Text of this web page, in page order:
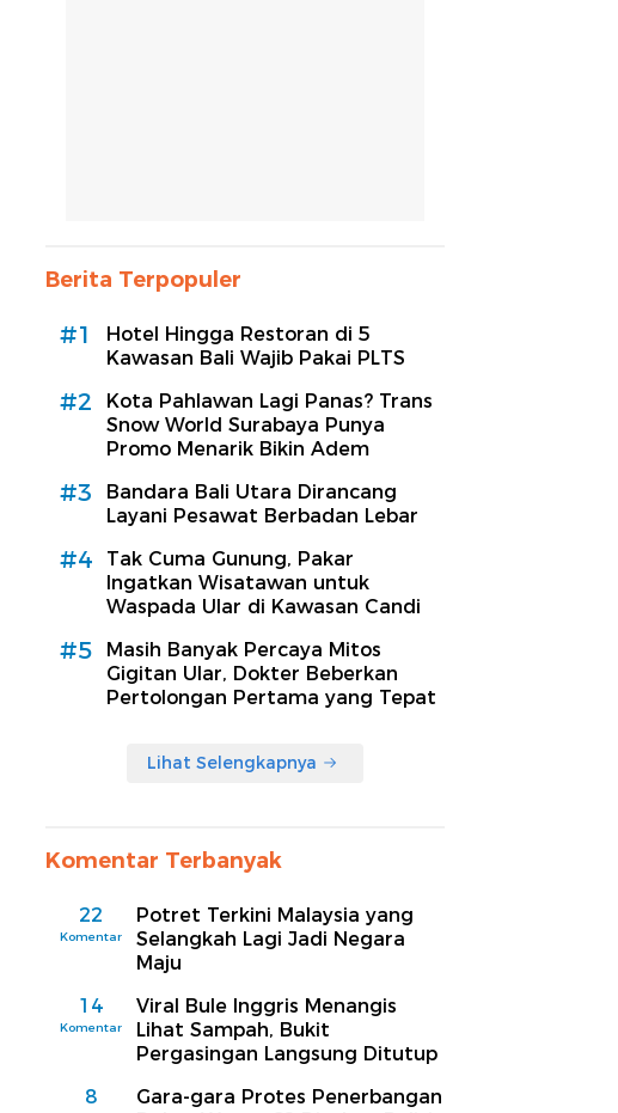
Berita Terpopuler
#1
Hotel Hingga Restoran di 5
Kawasan Bali Wajib Pakai PLTS
#2
Kota Pahlawan Lagi Panas? Trans
Snow World Surabaya Punya
Promo Menarik Bikin Adem
#3
Bandara Bali Utara Dirancang
Layani Pesawat Berbadan Lebar
#4
Tak Cuma Gunung, Pakar
Ingatkan Wisatawan untuk
Waspada Ular di Kawasan Candi
#5
Masih Banyak Percaya Mitos
Gigitan Ular, Dokter Beberkan
Pertolongan Pertama yang Tepat
Lihat Selengkapnya
Komentar Terbanyak
22
Komentar
Potret Terkini Malaysia yang
Selangkah Lagi Jadi Negara
Maju
14
Komentar
Viral Bule Inggris Menangis
Lihat Sampah, Bukit
Pergasingan Langsung Ditutup
8
Gara-gara Protes Penerbangan